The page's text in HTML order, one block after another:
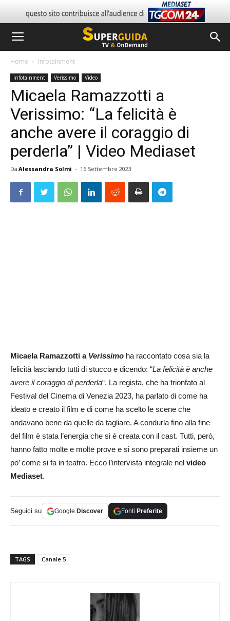
Home Infotainment
Infotainment Verissimo Video
Micaela Ramazzotti a
Verissimo: “La felicità è
anche avere il coraggio di
perderla” | Video Mediaset
Da Alessandra Solmi - 16 Settembre 2023
Micaela Ramazzotti a Verissimo ha raccontato cosa sia la
felicità lasciando tutti di stucco e dicendo: “La felicità è anche
avere il coraggio di perderla“. La regista, che ha trionfato al
Festival del Cinema di Venezia 2023, ha parlato di come ha
ideato e creato il film e di come ha scelto le scene che
andavano bene da quelle da tagliare. A condurla fino alla fine
del film è stata l’energia che si è creata con il cast. Tutti, però,
hanno fatto molte e molte prove e si sono preparati insieme un
po’ come si fa in teatro. Ecco l’intervista integrale nel video
Mediaset.
Seguici su Google Discover Fonti Preferite
TAGS Canale 5